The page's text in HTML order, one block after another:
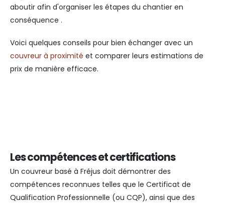
aboutir afin d'organiser les étapes du chantier en
conséquence .
Voici quelques conseils pour bien échanger avec un
couvreur à proximité et comparer leurs estimations de
prix de manière efficace.
Les compétences et certifications
Un couvreur basé à Fréjus doit démontrer des
compétences reconnues telles que le Certificat de
Qualification Professionnelle (ou CQP), ainsi que des